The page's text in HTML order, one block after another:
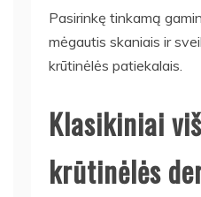
Pasirinkę tinkamą
mėgautis skaniais ir
krūtinėlės patiekalais.
Klasikiniai
krūtinėlės